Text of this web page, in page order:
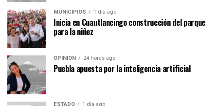
MUNICIPIOS 1 día ago
Inicia en Cuautlancingo construcción del parque
para la niñez
OPINIÓN 24 horas ago
Puebla apuesta por la inteligencia artificial
ESTADO 1 día ago